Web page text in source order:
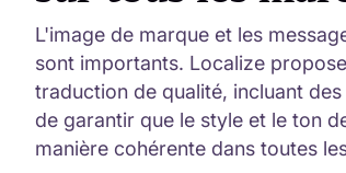
L'image de marque et les
sont importants. Localize
traduction de qualité, incluant
de garantir que le style et le ton
manière cohérente dans toutes